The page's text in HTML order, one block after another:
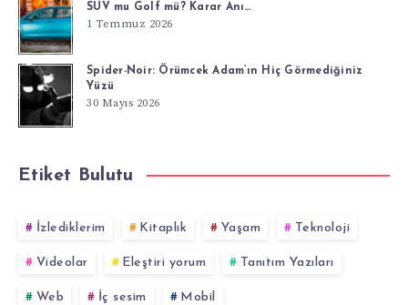
SUV mu Golf mü? Karar Anı…
1 Temmuz 2026
Spider-Noir: Örümcek Adam’ın Hiç Görmediğiniz
Yüzü
30 Mayıs 2026
Etiket Bulutu
İzlediklerim Kitaplık Yaşam Teknoloji
Videolar Eleştiri yorum Tanıtım Yazıları
Web İç sesim Mobil